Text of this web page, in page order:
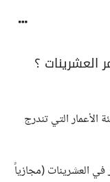
العشرينات ؟
التي تندرج
العشرينات (مجازياً